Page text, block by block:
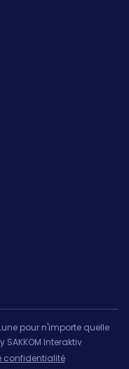
pour n'importe quelle
Interaktiv
confidentialité